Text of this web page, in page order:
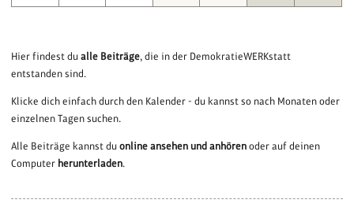
Hier findest dualle Beiträge, die in der DemokratieWERKstatt
entstanden sind.
Klicke dich einfach durch den Kalender - du kannst so nach Monaten oder
einzelnen Tagen suchen.
Alle Beiträge kannst duonline ansehen und anhören oder auf deinen
Computer herunterladen.